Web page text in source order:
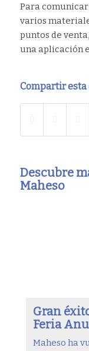
Para
varios
puntos de
una aplicación
Compartir esta
Descubre
Maheso
Gran
Feria
Maheso ha